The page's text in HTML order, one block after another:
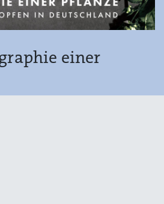
einer